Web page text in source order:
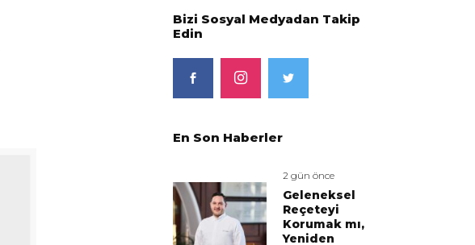
Bizi Sosyal Medyadan Takip
Edin
En Son Haberler
2 gün önce
Geleneksel
Reçeteyi
Korumak mı,
Yeniden